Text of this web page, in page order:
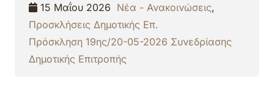
15 Μαΐου 2026 Νέα - Ανακοινώσεις,
Προσκλήσεις Δημοτικής Επ.
Πρόσκληση 19ης/20-05-2026 Συνεδρίασης
Δημοτικής Επιτροπής